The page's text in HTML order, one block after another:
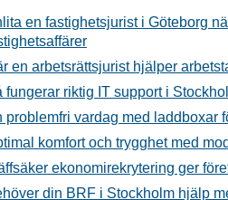
en fastighetsjurist i Göteborg
en arbetsrättsjurist hjälper
fungerar riktig IT support i
problemfri vardag med laddboxar
komfort och trygghet med
ekonomirekrytering ger
din BRF i Stockholm hjälp